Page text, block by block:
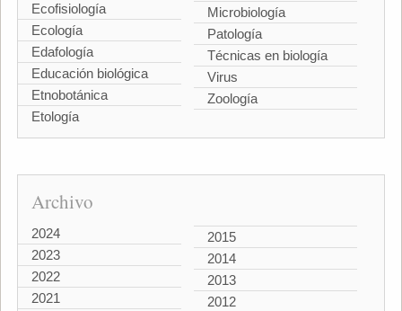
Ecofisiología
Ecología
Edafología
Educación biológica
Etnobotánica
Etología
Microbiología
Patología
Técnicas en biología
Virus
Zoología
Archivo
2024
2023
2022
2021
2015
2014
2013
2012